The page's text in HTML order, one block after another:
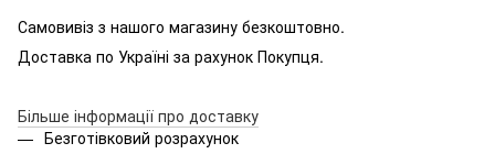
Самовивіз з нашого магазину безкоштовно.
Доставка по Україні за рахунок Покупця.
Більше інформації про доставку
Безготівковий розрахунок